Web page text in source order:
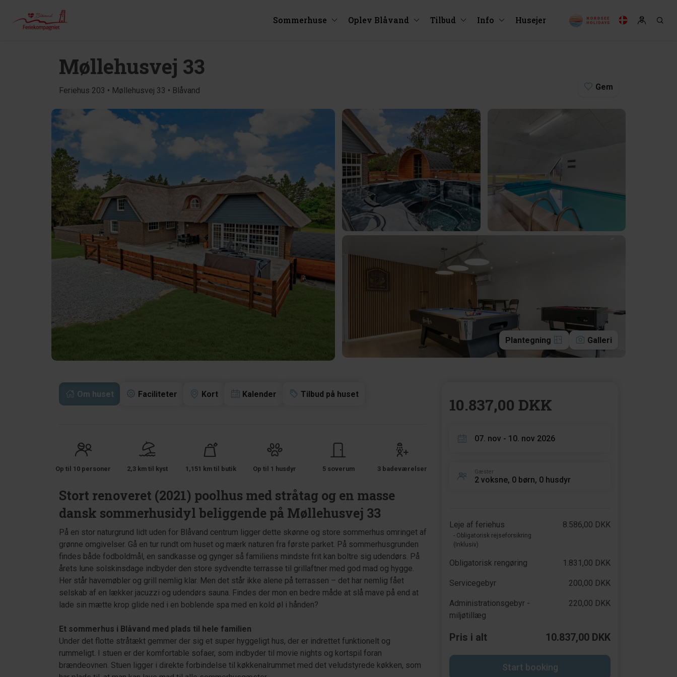
Sommerhuse Oplev Blåvand Tilbud Info Husejer
Møllehusvej 33
Feriehus 203 • Møllehusvej 33 • Blåvand Gem
Plantegning Galleri
Om huset Faciliteter Kort Kalender Tilbud på huset
Op til 10 personer 2,3 km til kyst 1,151 km til butik Op til 1 husdyr 5 soverum 3 badeværelser
Stort renoveret (2021) poolhus med stråtag og en masse
dansk sommerhusidyl beliggende på Møllehusvej 33
På en stor naturgrund lidt uden for Blåvand centrum ligger dette skønne og store sommerhus omringet af
grønne omgivelser. Gå en tur rundt om huset og mærk naturen fra første parket. På sommerhusgrunden
findes både fodboldmål, en sandkasse og gynger så familiens mindste frit kan boltre sig udendørs. På
årets lune solskinsdage indbyder den store sydvendte terrasse til grillaftner med god mad og hygge.
Her står havemøbler og grill nemlig klar. Men det står ikke alene på terrassen – det har nemlig fået
selskab af en lækker jacuzzi og udendørs sauna. Findes der mon en bedre måde at slå mave på end at
lade sin mætte krop glide ned i en boblende spa med en kold øl i hånden?
Et sommerhus i Blåvand med plads til hele familien
Under det flotte stråtækt gemmer der sig et super hyggeligt hus, der er indrettet funktionelt og
rummeligt. I stuen er der komfortable sofaer, som indbyder til movie nights og kortspil foran
brændeovnen. Stuen ligger i direkte forbindelse til køkkenalrummet med det veludstyrede køkken, som
10.837,00 DKK
07. nov - 10. nov 2026
Gæster
2 voksne, 0 børn, 0 husdyr
Leje af feriehus
- Obligatorisk rejseforsikring
(Inklusiv)
8.586,00 DKK
Obligatorisk rengøring 1.831,00 DKK
Servicegebyr 200,00 DKK
Administrationsgebyr -
miljøtillæg
220,00 DKK
Pris i alt 10.837,00 DKK
Start booking